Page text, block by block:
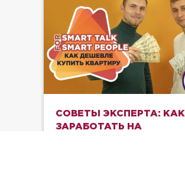
СОВЕТЫ ЭКСПЕРТА: КАК
ЗАРАБОТАТЬ НА